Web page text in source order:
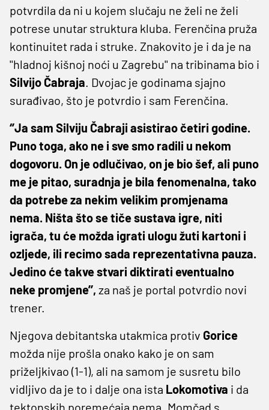
potvrdila da ni u kojem slučaju ne želi ne želi
potrese unutar struktura kluba. Ferenčina pruža
kontinuitet rada i struke. Znakovito je i da je na
''hladnoj kišnoj noći u Zagrebu'' na tribinama bio i
Silvijo Čabraja. Dvojac je godinama sjajno
surađivao, što je potvrdio i sam Ferenčina.
‘’Ja sam Silviju Čabraji asistirao četiri godine.
Puno toga, ako ne i sve smo radili u nekom
dogovoru. On je odlučivao, on je bio šef, ali puno
me je pitao, suradnja je bila fenomenalna, tako
da potrebe za nekim velikim promjenama
nema. Ništa što se tiče sustava igre, niti
igrača, tu će možda igrati ulogu žuti kartoni i
ozljede, ili recimo sada reprezentativna pauza.
Jedino će takve stvari diktirati eventualno
neke promjene’’, za naš je portal potvrdio novi
trener.
Njegova debitantska utakmica protiv Gorice
možda nije prošla onako kako je on sam
priželjkivao (1-1), ali na samom je susretu bilo
vidljivo da je to i dalje ona ista Lokomotiva i da
tektonskih poremećaja nema. Momčad s